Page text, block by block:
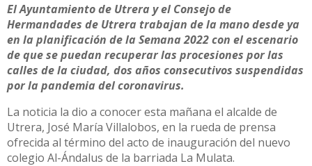
El Ayuntamiento de Utrera y el Consejo de
Hermandades de Utrera trabajan de la mano desde ya
en la planificación de la Semana 2022 con el escenario
de que se puedan recuperar las procesiones por las
calles de la ciudad, dos años consecutivos suspendidas
por la pandemia del coronavirus.
La noticia la dio a conocer esta mañana el alcalde de
Utrera, José María Villalobos, en la rueda de prensa
ofrecida al término del acto de inauguración del nuevo
colegio Al-Ándalus de la barriada La Mulata.